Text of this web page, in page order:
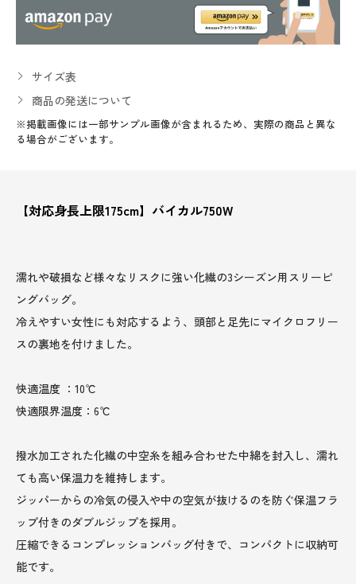
サイズ表
商品の発送について
※掲載画像には一部サンプル画像が含まれるため、実際の商品と異な
る場合がございます。
【対応身長上限175cm】バイカル750W
濡れや破損など様々なリスクに強い化繊の3シーズン用スリーピ
ングバッグ。
冷えやすい女性にも対応するよう、頭部と足先にマイクロフリー
スの裏地を付けました。
快適温度 ：10℃
快適限界温度：6℃
撥水加工された化繊の中空糸を組み合わせた中綿を封入し、濡れ
ても高い保温力を維持します。
ジッパーからの冷気の侵入や中の空気が抜けるのを防ぐ保温フラ
ップ付きのダブルジップを採用。
圧縮できるコンプレッションバッグ付きで、コンパクトに収納可
能です。